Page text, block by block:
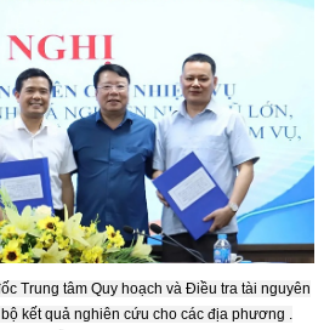
Trung tâm Quy hoạch và Điều tra tài nguyên
kết quả nghiên cứu cho các địa phương .